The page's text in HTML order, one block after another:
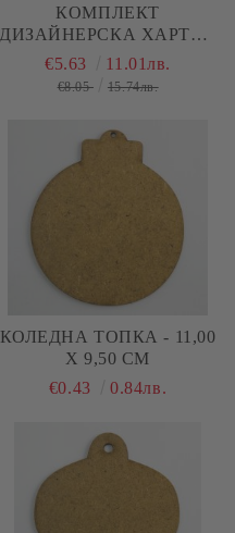
КОМПЛЕКТ
ДИЗАЙНЕРСКА ХАРТИЯ
- HO HO HO - 6 ЛИСТА
€5.63 11.01лв.
€8.05 15.74лв.
КОЛЕДНА ТОПКА - 11,00
Х 9,50 СМ
€0.43
0.84лв.